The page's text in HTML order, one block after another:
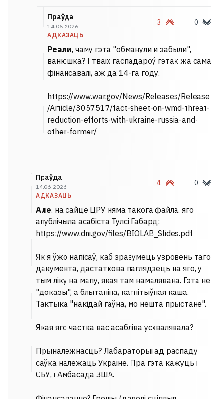
Праўда
14.06.2026
АДКАЗАЦЬ
3 0
Реали, чаму гэта "обманули и забыли",
ванюшка? І тваіх гаспадароў гэтак жа сама
фінансавалі, аж да 14-га году.
https://www.war.gov/News/Releases/Release
/Article/3057517/fact-sheet-on-wmd-threat-
reduction-efforts-with-ukraine-russia-and-
other-former/
Праўда
14.06.2026
АДКАЗАЦЬ
4 0
Але, на сайце ЦРУ няма такога файла, яго
апублічыла асабіста Тулсі Габард:
https://www.dni.gov/files/BIOLAB_Slides.pdf
Як я ўжо напісаў, каб зразумець узровень таго
дакумента, дастаткова паглядзець на яго, у
тым ліку на мапу, якая там намалявана. Гэта не
"доказы", а блытаніна, кагнітыўная каша.
Тактыка "накідай гаўна, мо нешта прыстане".
Якая яго частка вас асабліва усхвалявала?
Прыналежнасць? Лабараторыі ад распаду
саўка належаць Украіне. Пра гэта кажуць і
СБУ, і Амбасада ЗША.